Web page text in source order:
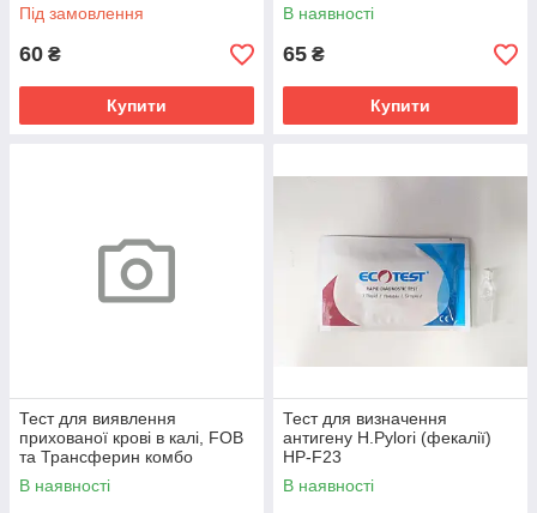
Під замовлення
60 ₴
Купити
В наявності
65 ₴
Купити
Тест для виявлення
прихованої крові в калі, FOB
та Трансферин комбо
TТFС-625
В наявності
Тест для визначення
антигену H.Pylori (фекалії)
HP-F23
В наявності